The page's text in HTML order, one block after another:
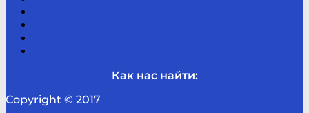
Как нас найти:
Copyright © 2017